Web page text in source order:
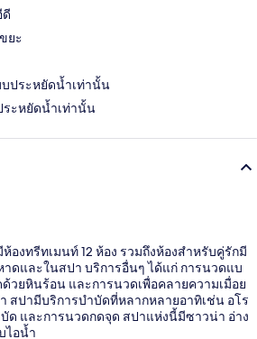
ยะ
ประหยัดน้ำเท่านั้น
ะหยัดน้ำเท่านั้น
ห้องทรีทเมนท์ 12 ห้อง รวมถึงห้องสำหรับคู่รักมี
ดและในสปา บริการอื่นๆ ได้แก่ การนวดแบ
วยหินร้อน และการนวดเพื่อคลายความเมื่อย
สปามีบริการบำบัดที่หลากหลายอาทิเช่น อโร
ด และการนวดกดจุด สปาแห่งนี้มีซาวน่า อ่าง
ไอน้ำ